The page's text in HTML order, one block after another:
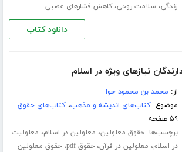
زندگی، سلامت روحی،کاهش فشارهای عصبی
دانلود کتاب
نیازهای ویژه در اسلام
از: محمد بن محمود حوا
موضوع:کتاب‌های اندیشه و مذهب،کتاب‌های حقوق
۵۹ صفحه
برچسب‌ها:حقوق معلولین، معلولین در اسلام، معلولیت
در اسلام، معلولین در قرآن،حقوق pdf ،حقوق معلولین